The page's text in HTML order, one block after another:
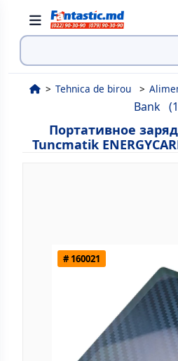
Поиск
Tehnica de birou
Bank
Портативное
Tuncmatik
# 160021